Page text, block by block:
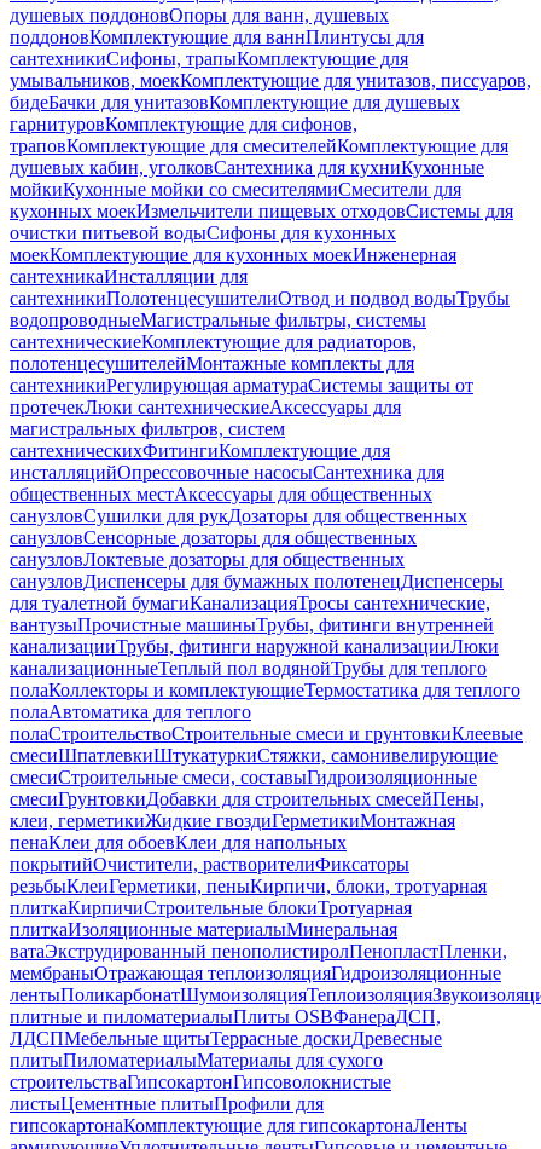
душевых поддоновОпоры для ванн, душевых
поддоновКомплектующие для ваннПлинтусы для
сантехникиСифоны, трапыКомплектующие для
умывальников, моекКомплектующие для унитазов, писсуаров,
бидеБачки для унитазовКомплектующие для душевых
гарнитуровКомплектующие для сифонов,
траповКомплектующие для смесителейКомплектующие для
душевых кабин, уголковСантехника для кухниКухонные
мойкиКухонные мойки со смесителямиСмесители для
кухонных моекИзмельчители пищевых отходовСистемы для
очистки питьевой водыСифоны для кухонных
моекКомплектующие для кухонных моекИнженерная
сантехникаИнсталляции для
сантехникиПолотенцесушителиОтвод и подвод водыТрубы
водопроводныеМагистральные фильтры, системы
сантехническиеКомплектующие для радиаторов,
полотенцесушителейМонтажные комплекты для
сантехникиРегулирующая арматураСистемы защиты от
протечекЛюки сантехническиеАксессуары для
магистральных фильтров, систем
сантехническихФитингиКомплектующие для
инсталляцийОпрессовочные насосыСантехника для
общественных местАксессуары для общественных
санузловСушилки для рукДозаторы для общественных
санузловСенсорные дозаторы для общественных
санузловЛоктевые дозаторы для общественных
санузловДиспенсеры для бумажных полотенецДиспенсеры
для туалетной бумагиКанализацияТросы сантехнические,
вантузыПрочистные машиныТрубы, фитинги внутренней
канализацииТрубы, фитинги наружной канализацииЛюки
канализационныеТеплый пол водянойТрубы для теплого
полаКоллекторы и комплектующиеТермостатика для теплого
полаАвтоматика для теплого
полаСтроительствоСтроительные смеси и грунтовкиКлеевые
смесиШпатлевкиШтукатуркиСтяжки, самонивелирующие
смесиСтроительные смеси, составыГидроизоляционные
смесиГрунтовкиДобавки для строительных смесейПены,
клеи, герметикиЖидкие гвоздиГерметикиМонтажная
пенаКлеи для обоевКлеи для напольных
покрытийОчистители, растворителиФиксаторы
резьбыКлеиГерметики, пеныКирпичи, блоки, тротуарная
плиткаКирпичиСтроительные блокиТротуарная
плиткаИзоляционные материалыМинеральная
ватаЭкструдированный пенополистиролПенопластПленки,
мембраныОтражающая теплоизоляцияГидроизоляционные
лентыПоликарбонатШумоизоляцияТеплоизоляция
плитные и пиломатериалыПлиты OSBФанераДСП,
ЛДСПМебельные щитыТеррасные доскиДревесные
плитыПиломатериалыМатериалы для сухого
строительстваГипсокартонГипсоволокнистые
листыЦементные плитыПрофили для
гипсокартонаКомплектующие для гипсокартонаЛенты